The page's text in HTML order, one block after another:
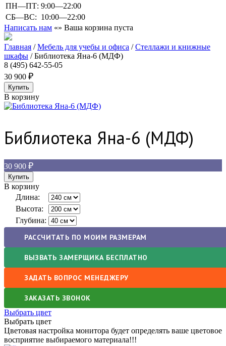
ПН—ПТ: 9:00—22:00
СБ—ВС: 10:00—22:00
Написать нам
Ваша корзина пуста
Главная /Мебель для учебы и офиса /Стеллажи и книжные
шкафы /Библиотека Яна-6 (МДФ)
8 (495) 642-55-05
30 900
В корзину
Библиотека Яна-6 (МДФ)
30 900
В корзину
Длина:
Высота:
Глубина:
РАССЧИТАТЬ ПО МОИМ РАЗМЕРАМ
ВЫЗВАТЬ ЗАМЕРЩИКА БЕСПЛАТНО
ЗАДАТЬ ВОПРОС МЕНЕДЖЕРУ
ЗАКАЗАТЬ ЗВОНОК
Выбрать цвет
Выбрать цвет
Цветовая настройка монитора будет определять ваше цветовое
восприятие выбираемого материала!!!